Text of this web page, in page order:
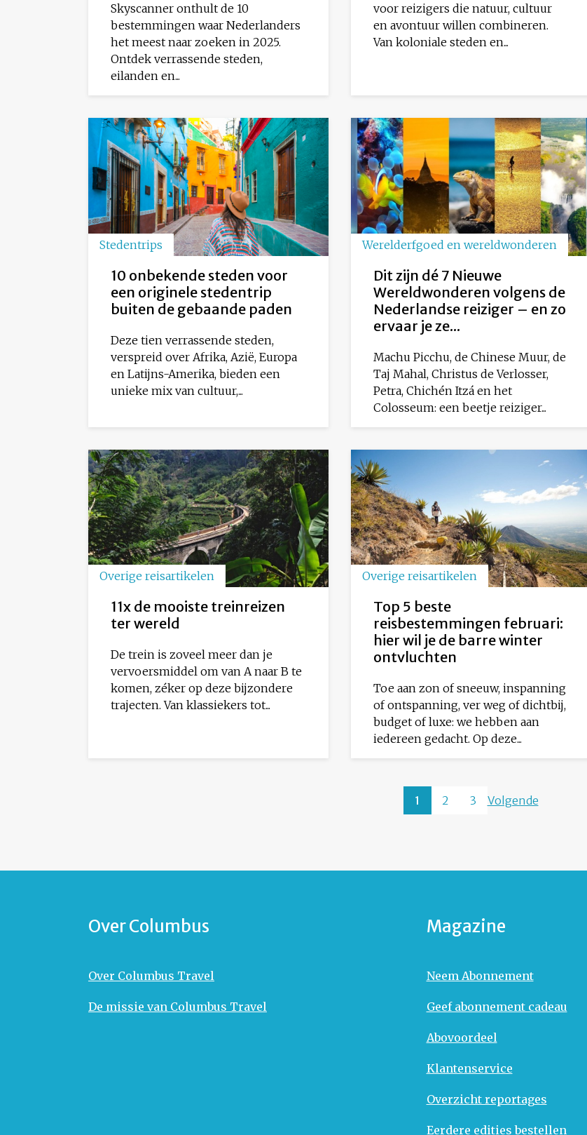
Skyscanner onthult de 10
bestemmingen waar Nederlanders
het meest naar zoeken in 2025.
Ontdek verrassende steden,
eilanden en...
voor reizigers die natuur, cultuur
en avontuur willen combineren.
Van koloniale steden en...
Stedentrips
10 onbekende steden voor
een originele stedentrip
buiten de gebaande paden
Deze tien verrassende steden,
verspreid over Afrika, Azië, Europa
en Latijns-Amerika, bieden een
unieke mix van cultuur,...
Werelderfgoed en wereldwonderen
Dit zijn dé 7 Nieuwe
Wereldwonderen volgens de
Nederlandse reiziger – en zo
ervaar je ze...
Machu Picchu, de Chinese Muur, de
Taj Mahal, Christus de Verlosser,
Petra, Chichén Itzá en het
Colosseum: een beetje reiziger...
Overige reisartikelen
11x de mooiste treinreizen
ter wereld
De trein is zoveel meer dan je
vervoersmiddel om van A naar B te
komen, zéker op deze bijzondere
trajecten. Van klassiekers tot...
Overige reisartikelen
Top 5 beste
reisbestemmingen februari:
hier wil je de barre winter
ontvluchten
Toe aan zon of sneeuw, inspanning
of ontspanning, ver weg of dichtbij,
budget of luxe: we hebben aan
iedereen gedacht. Op deze...
1 2 3 Volgende
Over Columbus
Over Columbus Travel
De missie van Columbus Travel
Magazine
Neem Abonnement
Geef abonnement cadeau
Abovoordeel
Klantenservice
Overzicht reportages
Eerdere edities bestellen